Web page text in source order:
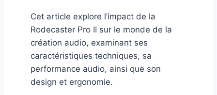
Cet article explore l’impact de la
Rodecaster Pro II sur le monde de la
création audio, examinant ses
caractéristiques techniques, sa
performance audio, ainsi que son
design et ergonomie.